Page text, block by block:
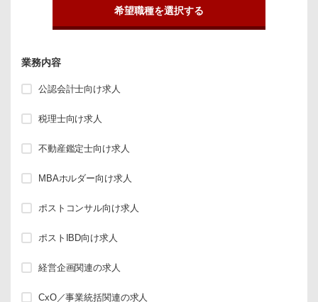
希望職種を選択する
業務内容
公認会計士向け求人
税理士向け求人
不動産鑑定士向け求人
MBAホルダー向け求人
ポストコンサル向け求人
ポストIBD向け求人
経営企画関連の求人
CxO／事業統括関連の求人